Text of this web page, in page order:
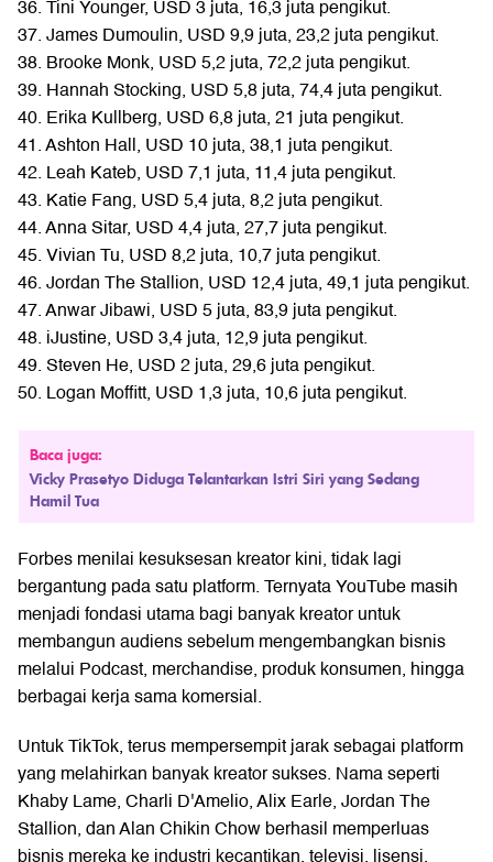
36. Tini Younger, USD 3 juta, 16,3 juta pengikut.
37. James Dumoulin, USD 9,9 juta, 23,2 juta pengikut.
38. Brooke Monk, USD 5,2 juta, 72,2 juta pengikut.
39. Hannah Stocking, USD 5,8 juta, 74,4 juta pengikut.
40. Erika Kullberg, USD 6,8 juta, 21 juta pengikut.
41. Ashton Hall, USD 10 juta, 38,1 juta pengikut.
42. Leah Kateb, USD 7,1 juta, 11,4 juta pengikut.
43. Katie Fang, USD 5,4 juta, 8,2 juta pengikut.
44. Anna Sitar, USD 4,4 juta, 27,7 juta pengikut.
45. Vivian Tu, USD 8,2 juta, 10,7 juta pengikut.
46. Jordan The Stallion, USD 12,4 juta, 49,1 juta pengikut.
47. Anwar Jibawi, USD 5 juta, 83,9 juta pengikut.
48. iJustine, USD 3,4 juta, 12,9 juta pengikut.
49. Steven He, USD 2 juta, 29,6 juta pengikut.
50. Logan Moffitt, USD 1,3 juta, 10,6 juta pengikut.
Baca juga:
Vicky Prasetyo Diduga Telantarkan Istri Siri yang Sedang
Hamil Tua
Forbes menilai kesuksesan kreator kini, tidak lagi
bergantung pada satu platform. Ternyata YouTube masih
menjadi fondasi utama bagi banyak kreator untuk
membangun audiens sebelum mengembangkan bisnis
melalui Podcast, merchandise, produk konsumen, hingga
berbagai kerja sama komersial.
Untuk TikTok, terus mempersempit jarak sebagai platform
yang melahirkan banyak kreator sukses. Nama seperti
Khaby Lame, Charli D'Amelio, Alix Earle, Jordan The
Stallion, dan Alan Chikin Chow berhasil memperluas